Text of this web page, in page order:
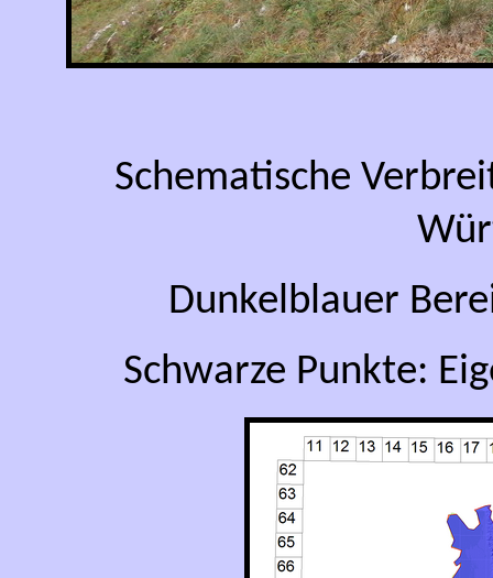
Schematische
Dunkelblauer
Schwarze Punkte: